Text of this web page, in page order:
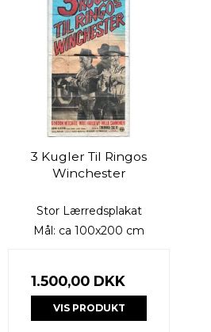
3 Kugler Til Ringos
Winchester
Stor Lærredsplakat
Mål: ca 100x200 cm
1.500,00 DKK
VIS PRODUKT